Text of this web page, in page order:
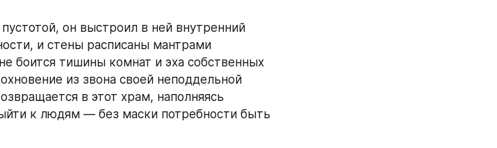
он выстроил в ней внутренний
и стены расписаны мантрами
боится тишины комнат и эха собственных
из звона своей неподдельной
в этот храм, наполняясь
к людям — без маски потребности быть